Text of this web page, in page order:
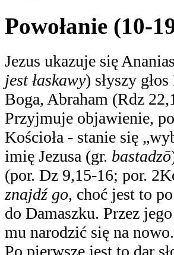
Powołanie (10-
Jezus ukazuje się
jest łaskawy) słyszy
Boga, Abraham (Rdz
Przyjmuje objawienie,
Kościoła ‑ stanie się
imię Jezusa (gr. bastadzō
(por. Dz 9,15-16; por.
znajdź go, choć jest to
do Damaszku. Przez
mu narodzić się na nowo.
Po pierwsze jest to dar